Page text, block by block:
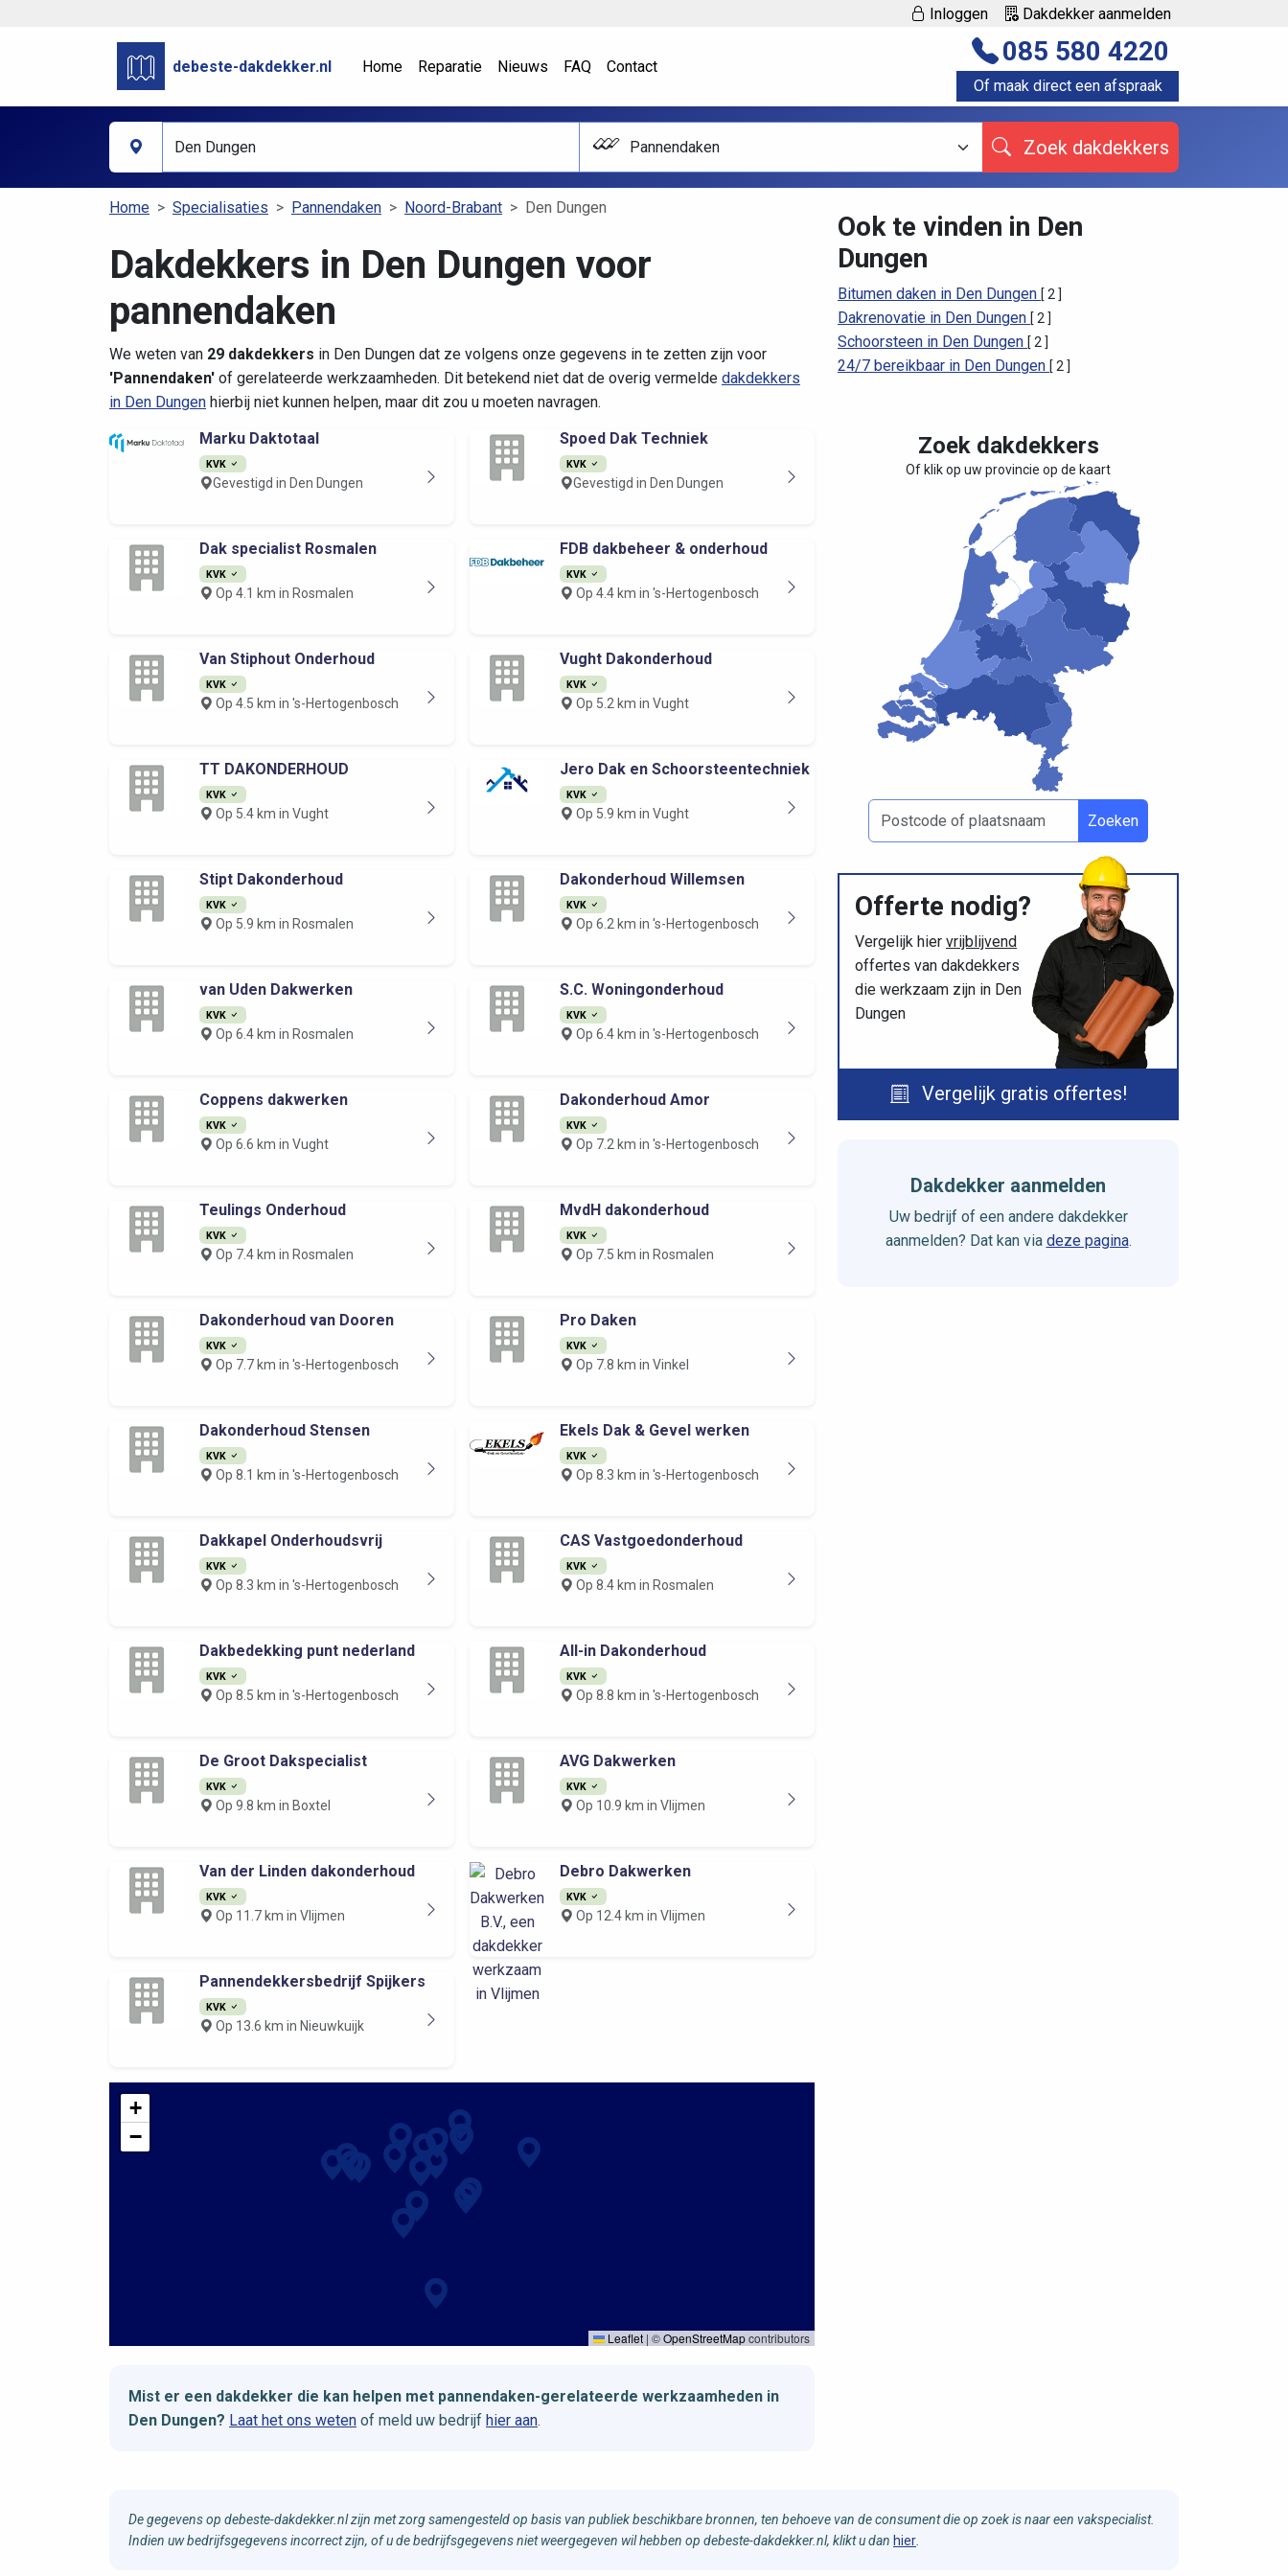
Inloggen Dakdekker aanmelden
debeste-dakdekker.nl Home Reparatie Nieuws FAQ Contact 085 580 4220
Of maak direct een afspraak
Pannendaken Zoek dakdekkers
Home Specialisaties Pannendaken Noord-Brabant Den Dungen
Dakdekkers in Den Dungen voor
pannendaken
We weten van 29 dakdekkers in Den Dungen dat ze volgens onze gegevens in te zetten zijn voor
'Pannendaken' of gerelateerde werkzaamheden. Dit betekend niet dat de overig vermelde dakdekkers
in Den Dungen hierbij niet kunnen helpen, maar dit zou u moeten navragen.
Marku Daktotaal
KVK
Gevestigd in Den Dungen
Spoed Dak Techniek
KVK
Gevestigd in Den Dungen
Dak specialist Rosmalen
KVK
Op 4.1 km in Rosmalen
FDB dakbeheer & onderhoud
KVK
Op 4.4 km in 's-Hertogenbosch
Van Stiphout Onderhoud
KVK
Op 4.5 km in 's-Hertogenbosch
Vught Dakonderhoud
KVK
Op 5.2 km in Vught
TT DAKONDERHOUD
KVK
Op 5.4 km in Vught
Jero Dak en Schoorsteentechniek
KVK
Op 5.9 km in Vught
Stipt Dakonderhoud
KVK
Op 5.9 km in Rosmalen
Dakonderhoud Willemsen
KVK
Op 6.2 km in 's-Hertogenbosch
van Uden Dakwerken
KVK
Op 6.4 km in Rosmalen
S.C. Woningonderhoud
KVK
Op 6.4 km in 's-Hertogenbosch
Coppens dakwerken
KVK
Op 6.6 km in Vught
Dakonderhoud Amor
KVK
Op 7.2 km in 's-Hertogenbosch
Teulings Onderhoud
KVK
Op 7.4 km in Rosmalen
MvdH dakonderhoud
KVK
Op 7.5 km in Rosmalen
Dakonderhoud van Dooren
KVK
Op 7.7 km in 's-Hertogenbosch
Pro Daken
KVK
Op 7.8 km in Vinkel
Dakonderhoud Stensen
KVK
Op 8.1 km in 's-Hertogenbosch
Ekels Dak & Gevel werken
KVK
Op 8.3 km in 's-Hertogenbosch
Dakkapel Onderhoudsvrij
KVK
Op 8.3 km in 's-Hertogenbosch
CAS Vastgoedonderhoud
KVK
Op 8.4 km in Rosmalen
Dakbedekking punt nederland
KVK
Op 8.5 km in 's-Hertogenbosch
All-in Dakonderhoud
KVK
Op 8.8 km in 's-Hertogenbosch
De Groot Dakspecialist
KVK
Op 9.8 km in Boxtel
AVG Dakwerken
KVK
Op 10.9 km in Vlijmen
Van der Linden dakonderhoud
KVK
Op 11.7 km in Vlijmen
Debro Dakwerken
KVK
Op 12.4 km in Vlijmen
Pannendekkersbedrijf Spijkers
KVK
Op 13.6 km in Nieuwkuijk
+
−
Leaflet | ©OpenStreetMapcontributors
Mist er een dakdekker die kan helpen met pannendaken-gerelateerde werkzaamheden in
Den Dungen? Laat het ons weten of meld uw bedrijf hier aan.
Ook te vinden in Den
Dungen
Bitumen daken in Den Dungen [ 2 ]
Dakrenovatie in Den Dungen [ 2 ]
Schoorsteen in Den Dungen [ 2 ]
24/7 bereikbaar in Den Dungen [ 2 ]
Zoek dakdekkers
Of klik op uw provincie op de kaart
Zoeken
Offerte nodig?
Vergelijk hier vrijblijvend
offertes van dakdekkers
die werkzaam zijn in Den
Dungen
Vergelijk gratis offertes!
Dakdekker aanmelden
Uw bedrijf of een andere dakdekker
aanmelden? Dat kan via deze pagina.
De gegevens op debeste-dakdekker.nl zijn met zorg samengesteld op basis van publiek beschikbare bronnen, ten behoeve van de consument die op zoek is naar een vakspecialist.
Indien uw bedrijfsgegevens incorrect zijn, of u de bedrijfsgegevens niet weergegeven wil hebben op debeste-dakdekker.nl, klikt u dan hier